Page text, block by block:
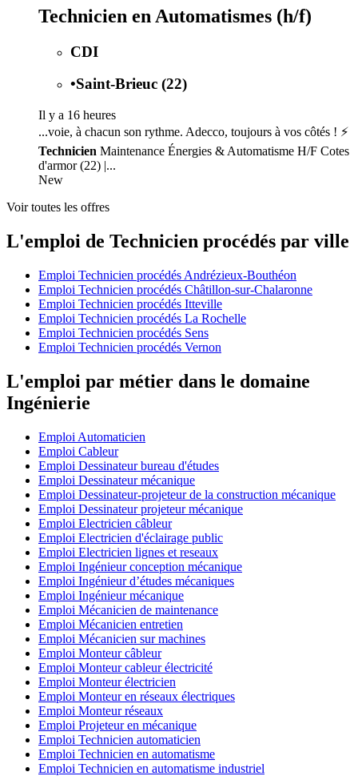
Technicien en Automatismes (h/f)
CDI
•Saint-Brieuc (22)
Il y a 16 heures
...voie, à chacun son rythme. Adecco, toujours à vos côtés ! ⚡
Technicien Maintenance Énergies & Automatisme H/F Cotes
d'armor (22) |...
New
Voir toutes les offres
L'emploi de Technicien procédés par ville
Emploi Technicien procédés Andrézieux-Bouthéon
Emploi Technicien procédés Châtillon-sur-Chalaronne
Emploi Technicien procédés Itteville
Emploi Technicien procédés La Rochelle
Emploi Technicien procédés Sens
Emploi Technicien procédés Vernon
L'emploi par métier dans le domaine
Ingénierie
Emploi Automaticien
Emploi Cableur
Emploi Dessinateur bureau d'études
Emploi Dessinateur mécanique
Emploi Dessinateur-projeteur de la construction mécanique
Emploi Dessinateur projeteur mécanique
Emploi Electricien câbleur
Emploi Electricien d'éclairage public
Emploi Electricien lignes et reseaux
Emploi Ingénieur conception mécanique
Emploi Ingénieur d’études mécaniques
Emploi Ingénieur mécanique
Emploi Mécanicien de maintenance
Emploi Mécanicien entretien
Emploi Mécanicien sur machines
Emploi Monteur câbleur
Emploi Monteur cableur électricité
Emploi Monteur électricien
Emploi Monteur en réseaux électriques
Emploi Monteur réseaux
Emploi Projeteur en mécanique
Emploi Technicien automaticien
Emploi Technicien en automatisme
Emploi Technicien en automatisme industriel